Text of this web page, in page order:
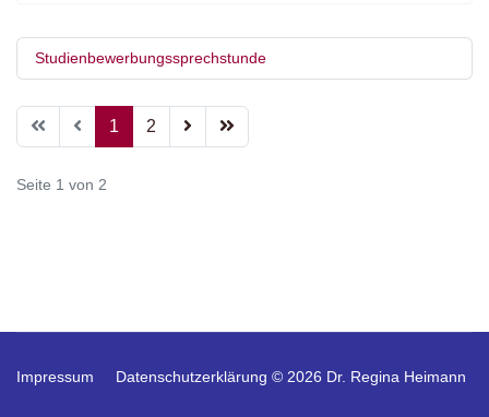
Studienbewerbungssprechstunde
1 2
Seite 1 von 2
Impressum Datenschutzerklärung © 2026 Dr. Regina Heimann